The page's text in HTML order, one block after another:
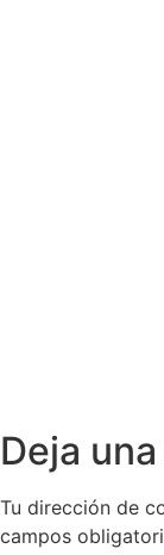
Deja
Tu dirección de
campos